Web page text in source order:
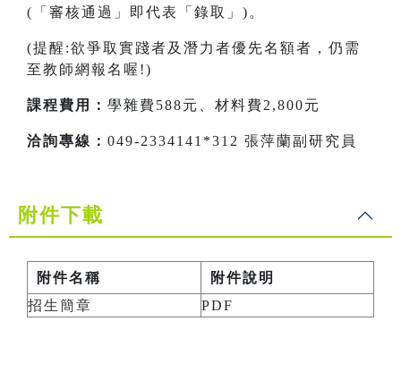
(「審核通過」即代表「錄取」)。
(提醒:欲爭取實踐者及潛力者優先名額者，仍需
至教師網報名喔!)
課程費用： 學雜費588元、材料費2,800元
洽詢專線： 049-2334141*312 張萍蘭副研究員
附件下載
附件名稱
附件說明
招生簡章
PDF